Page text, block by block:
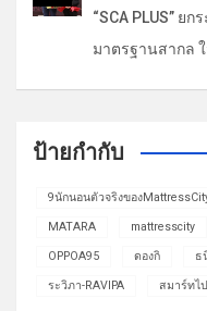
“SCA PLUS” ย
มาตรฐานสากล
ป้ายกำกับ
9นักนอนตัวจริงของ
MATARA mattresscity
OPPOA95 ดองกิ ธ
ระวิภา-RAVIPA สมาร์ทไ